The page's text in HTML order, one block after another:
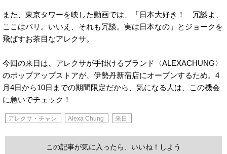
また、東京タワーを映した動画では、「日本大好き！ 冗談よ、
ここはパリ。いいえ、それも冗談。実は日本なの」とジョークを
飛ばすお茶目なアレクサ。
今回の来日は、アレクサが手掛けるブランド〈ALEXACHUNG〉
のポップアップストアが、伊勢丹新宿店にオープンするため。4
月4日から10日までの期間限定だから、気になる人は、この機会
に急いでチェック！
アレクサ・チャン Alexa Chung 来日
この記事が気に入ったら、いいね！しよう